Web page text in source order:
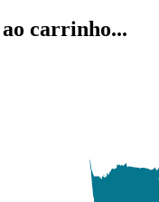
carrinho...